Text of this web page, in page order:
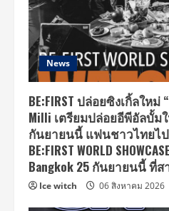
News
BE:FIRST ปล่อยซิงเกิ้ลใหม่
Milli เตรียมปล่อยอีพีอัลบั้มให
กันยายนนี้ แฟนชาวไทยไ
BE:FIRST WORLD
Bangkok 25 กันยายนนี้ ที่
Ice witch 06 สิงหาคม 2026